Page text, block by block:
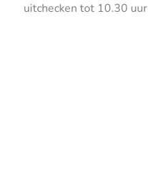
uitchecken tot 10.30 uur